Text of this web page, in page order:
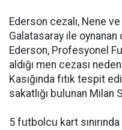
Ederson cezalı, Nene
Galatasaray ile oynanan
Ederson, Profesyonel
aldığı men cezası
Kasığında fıtık tespit
sakatlığı bulunan Milan
5 futbolcu kart sınırında